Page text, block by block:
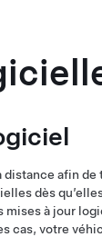
afin
dès
mises à jour
cas, votre